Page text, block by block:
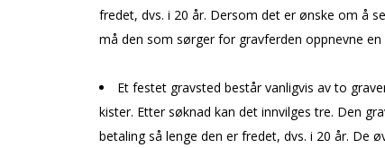
fredet, dvs. i 20 år. Dersom det er ønske om å
må den som sørger for gravferden oppnevne en
Et festet gravsted består vanligvis av to
kister. Etter søknad kan det innvilges tre. Den
betaling så lenge den er fredet, dvs. i 20 år. De